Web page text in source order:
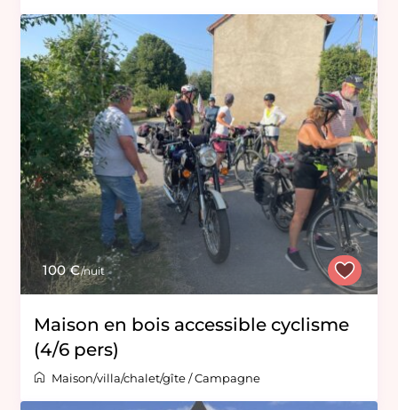
100 €/nuit
Maison en bois accessible cyclisme
(4/6 pers)
Maison/villa/chalet/gîte/Campagne